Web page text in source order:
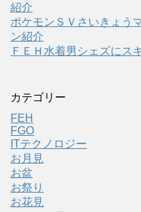
紹介
ポケモンＳＶさいきょう
ン紹介
ＦＥＨ水着男シェズにス
カテゴリー
FEH
FGO
ITテクノロジー
お月見
お盆
お祭り
お花見